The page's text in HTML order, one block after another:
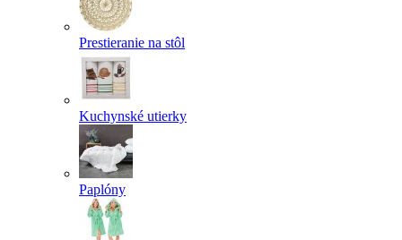
Prestieranie na stôl
Kuchynské utierky
Paplóny